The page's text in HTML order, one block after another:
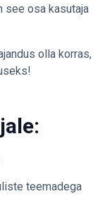
see osa kasutaja
olla korras,
teemadega